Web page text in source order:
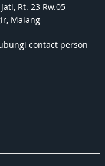
Rt. 23 Rw.05
Malang
contact person